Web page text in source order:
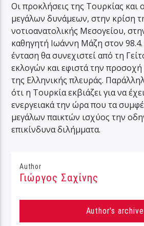
Οι προκλήσεις της Τουρκίας και
μεγάλων δυνάμεων, στην κρίση
νοτιοανατολικής Μεσογείου,
καθηγητή Ιωάννη Μάζη στον 98.4.
ένταση θα συνεχιστεί από τη
εκλογών και εφιστά την
της Ελληνικής πλευράς.
ότι η Τουρκία εκβιάζει για να
ενεργειακά την ώρα που τα
μεγάλων παικτών ισχύος την
επικίνδυνα διλήμματα.
Author
Γιώργος Σαχίνης
Author's archive